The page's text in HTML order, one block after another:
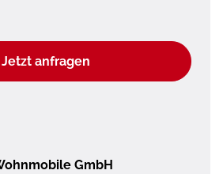
Jetzt anfragen
GmbH